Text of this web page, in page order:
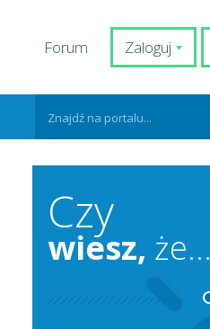
Zaloguj
Forum
Czy
wiesz, że...